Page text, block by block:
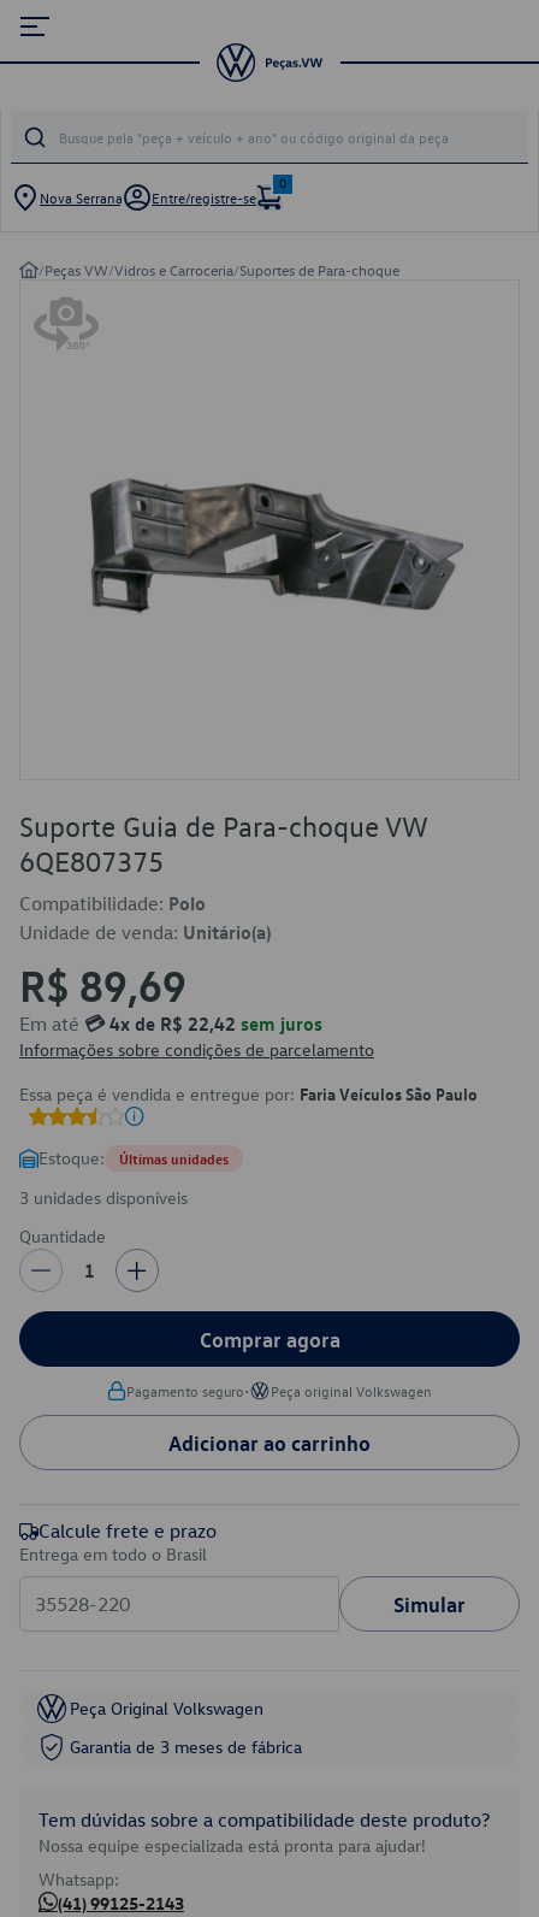
Nova Serrana Entre/registre-se
0
/Peças VW/Vidros e Carroceria/Suportes de Para-choque
Suporte Guia de Para-choque VW
6QE807375
Compatibilidade: Polo
Unidade de venda: Unitário(a)
R$ 89,69
Em até 💳 4x de R$ 22,42 sem juros
Informações sobre condições de parcelamento
Essa peça é vendida e entregue por: Faria Veículos São Paulo
Estoque: Últimas unidades
3 unidades disponíveis
Quantidade
1
Comprar agora
Pagamento seguro• Peça original Volkswagen
Adicionar ao carrinho
Calcule frete e prazo
Entrega em todo o Brasil
Simular
Peça Original Volkswagen
Garantia de 3 meses de fábrica
Tem dúvidas sobre a compatibilidade deste produto?
Nossa equipe especializada está pronta para ajudar!
Whatsapp:
(41) 99125-2143